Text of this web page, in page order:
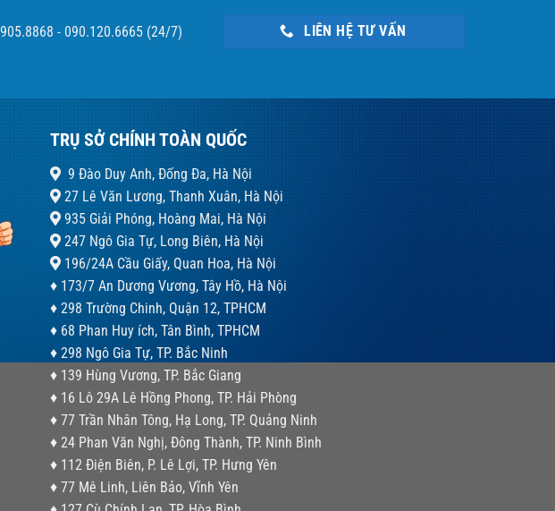
- 090.120.6665 (24/7) LIÊN HỆ TƯ VẤN
TRỤ SỞ CHÍNH TOÀN QUỐC
9 Đào Duy Anh, Đống Đa, Hà Nội
27 Lê Văn Lương, Thanh Xuân, Hà Nội
935 Giải Phóng, Hoàng Mai, Hà Nội
247 Ngô Gia Tự, Long Biên, Hà Nội
196/24A Cầu Giấy, Quan Hoa, Hà Nội
♦ 173/7 An Dương Vương, Tây Hồ, Hà Nội
♦ 298 Trường Chinh, Quận 12, TPHCM
♦ 68 Phan Huy ích, Tân Bình, TPHCM
♦ 298 Ngô Gia Tự, TP. Bắc Ninh
♦ 139 Hùng Vương, TP. Bắc Giang
♦ 16 Lô 29A Lê Hồng Phong, TP. Hải Phòng
♦ 77 Trần Nhân Tông, Hạ Long, TP. Quảng Ninh
♦ 24 Phan Văn Nghị, Đông Thành, TP. Ninh Bình
♦ 112 Điện Biên, P. Lê Lợi, TP. Hưng Yên
♦ 77 Mê Linh, Liên Bảo, Vĩnh Yên